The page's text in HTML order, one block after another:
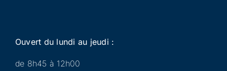
Ouvert du lundi au jeudi :
de 8h45 à 12h00